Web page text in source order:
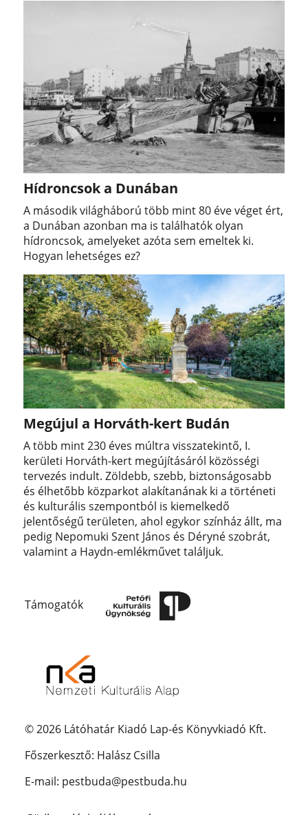
Hídroncsok a Dunában
A második világháború több mint 80 éve véget ért,
a Dunában azonban ma is találhatók olyan
hídroncsok, amelyeket azóta sem emeltek ki.
Hogyan lehetséges ez?
Megújul a Horváth-kert Budán
A több mint 230 éves múltra visszatekintő, I.
kerületi Horváth-kert megújításáról közösségi
tervezés indult. Zöldebb, szebb, biztonságosabb
és élhetőbb közparkot alakítanának ki a történeti
és kulturális szempontból is kiemelkedő
jelentőségű területen, ahol egykor színház állt, ma
pedig Nepomuki Szent János és Déryné szobrát,
valamint a Haydn-emlékművet találjuk.
Támogatók
© 2026 Látóhatár Kiadó Lap-és Könyvkiadó Kft.
Főszerkesztő: Halász Csilla
E-mail: pestbuda@pestbuda.hu